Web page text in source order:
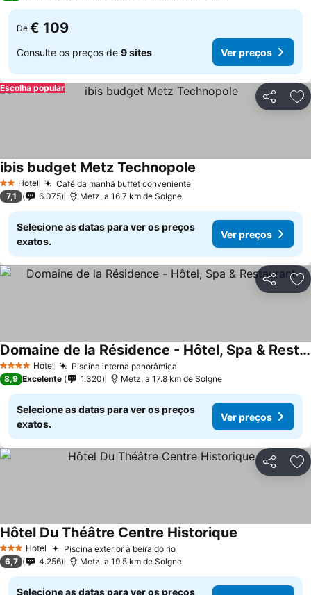
De € 109
Consulte os preços de 9 sites Ver preços
Partilhar
Escolha popular
2 Estrelas
Hotel Café da manhã buffet convenienteVer preços
ibis budget Metz Technopole
7,1 6.075 Metz, a 16.7 km de Solgne
Selecione as datas para ver os preços
exatos.
Ver preços
Partilhar
4 EstrelasHotel Piscina interna panorâmica
Domaine de la Résidence - Hôtel, Spa & Restaurant
Ver preços
8,9 Excelente 1.320 Metz, a 17.8 km de Solgne
Selecione as datas para ver os preços
exatos.
Ver preços
Partilhar
3 EstrelasHotel Piscina exterior à beira do rioVer preços
Hôtel Du Théâtre Centre Historique
6,7 4.256 Metz, a 19.5 km de Solgne
Selecione as datas para ver os preços